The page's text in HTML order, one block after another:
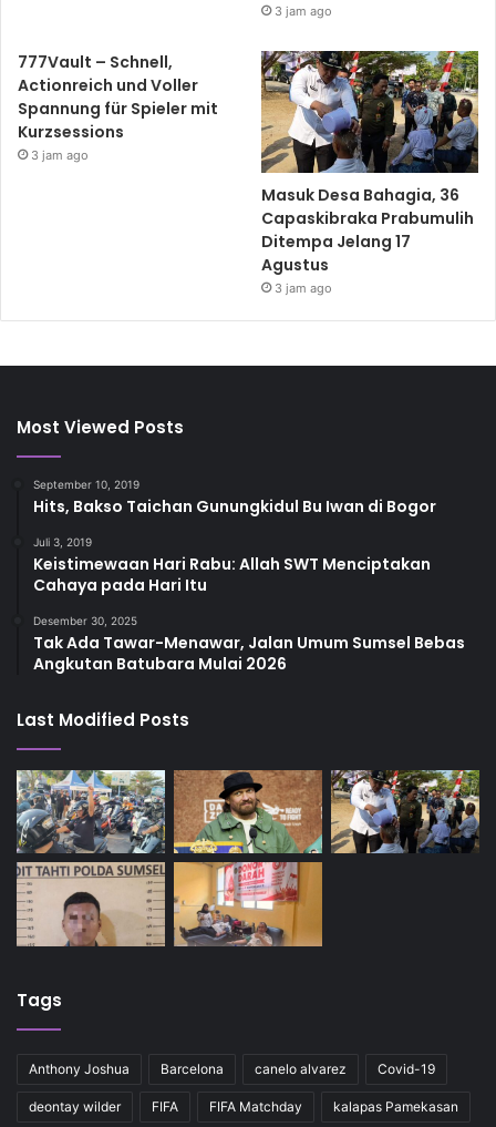
3 jam ago
777Vault – Schnell,
Actionreich und Voller
Spannung für Spieler mit
Kurzsessions
3 jam ago
Masuk Desa Bahagia, 36
Capaskibraka Prabumulih
Ditempa Jelang 17
Agustus
3 jam ago
Most Viewed Posts
September 10, 2019
Hits, Bakso Taichan Gunungkidul Bu Iwan di Bogor
Juli 3, 2019
Keistimewaan Hari Rabu: Allah SWT Menciptakan
Cahaya pada Hari Itu
Desember 30, 2025
Tak Ada Tawar-Menawar, Jalan Umum Sumsel Bebas
Angkutan Batubara Mulai 2026
Last Modified Posts
Tags
Anthony Joshua Barcelona canelo alvarez Covid-19
deontay wilder FIFA FIFA Matchday kalapas Pamekasan